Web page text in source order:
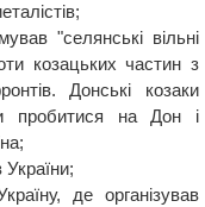
"селянські вільні
козацьких частин з
Донські козаки
пробитися на Дон і
де організував